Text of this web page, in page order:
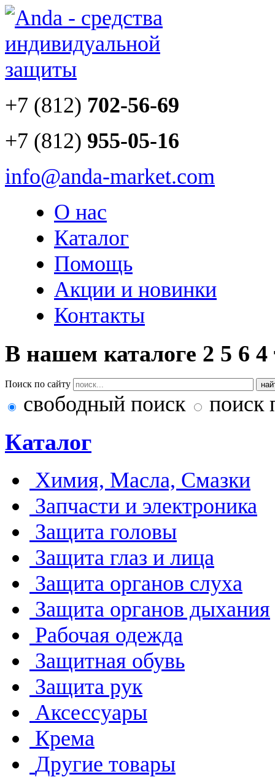
+7 (812) 702-56-69
+7 (812) 955-05-16
info@anda-market.com
О нас
Каталог
Помощь
Акции и новинки
Контакты
В нашем каталоге 2 5 6 4
Поиск по сайту
свободный поиск поиск
Каталог
Химия, Масла, Смазки
Запчасти и электроника
Защита головы
Защита глаз и лица
Защита органов слуха
Защита органов дыхания
Рабочая одежда
Защитная обувь
Защита рук
Аксессуары
Крема
Другие товары